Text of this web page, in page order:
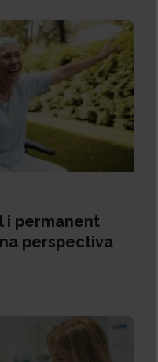
i permanent
perspectiva